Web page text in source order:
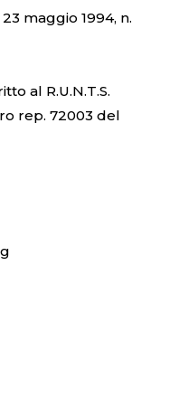
maggio 1994, n.
al R.U.N.T.S.
rep. 72003 del